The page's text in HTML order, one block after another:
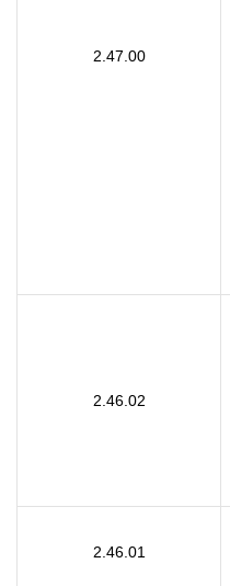
2.47.00
2.46.02
2.46.01